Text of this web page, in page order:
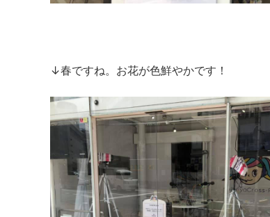
↓春ですね。お花が色鮮やかです！